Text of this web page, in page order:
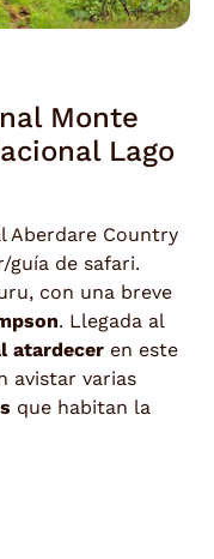
Monte
Lago
Aberdare Country
guía de safari.
con una breve
. Llegada al
atardecer en este
avistar varias
que habitan la